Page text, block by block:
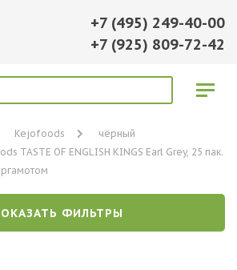
+7 (495) 249-40-00
+7 (925) 809-72-42
Kejofoods
чёрный
TASTE OF ENGLISH KINGS Earl Grey, 25 пак.
ФИЛЬТРЫ